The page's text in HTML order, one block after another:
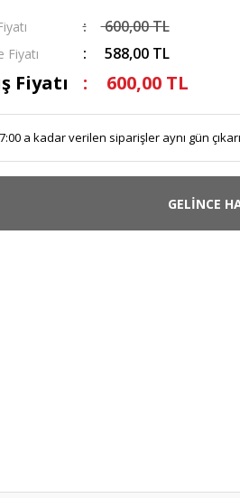
600,00 TL
Fiyatı 588,00 TL
Fiyatı 600,00 TL
a kadar verilen siparişler aynı gün
GELİNCE